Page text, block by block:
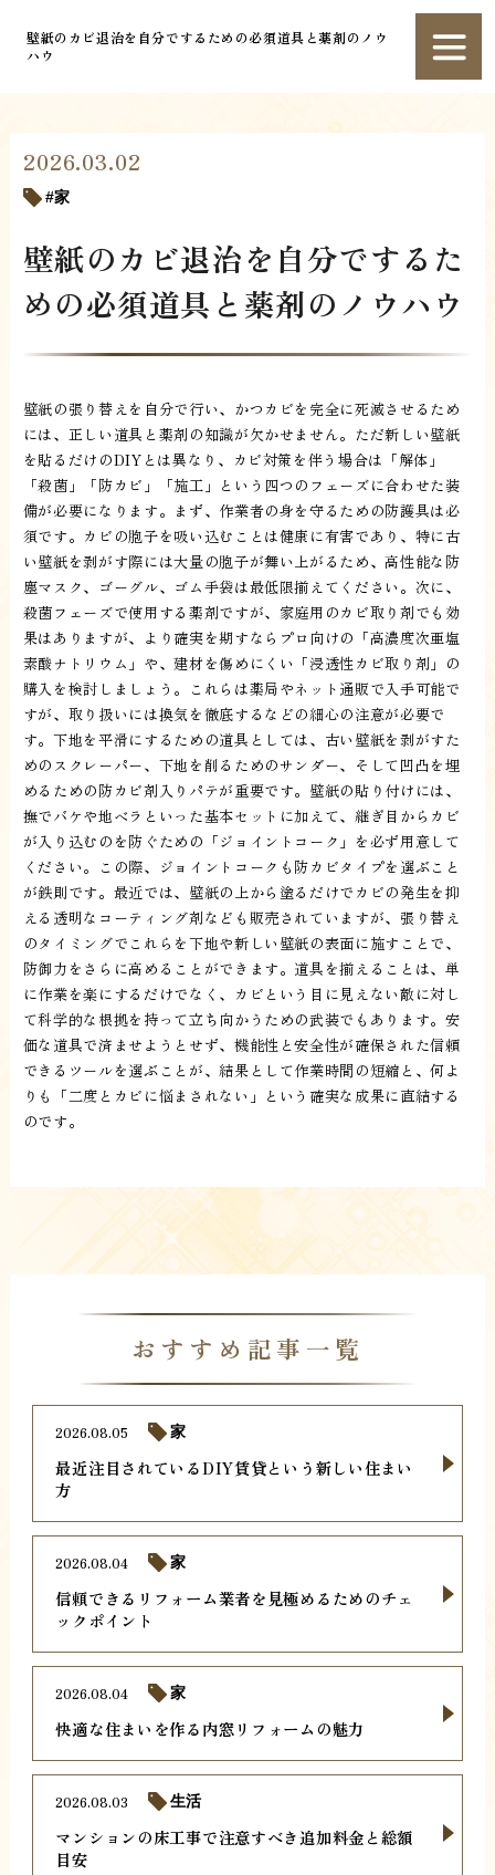
壁紙のカビ退治を自分でするための必須道具と薬剤のノウ
ハウ
2026.03.02
家
壁紙のカビ退治を自分でするた
めの必須道具と薬剤のノウハウ
壁紙の張り替えを自分で行い、かつカビを完全に死滅させるため
には、正しい道具と薬剤の知識が欠かせません。ただ新しい壁紙
を貼るだけのDIYとは異なり、カビ対策を伴う場合は「解体」
「殺菌」「防カビ」「施工」という四つのフェーズに合わせた装
備が必要になります。まず、作業者の身を守るための防護具は必
須です。カビの胞子を吸い込むことは健康に有害であり、特に古
い壁紙を剥がす際には大量の胞子が舞い上がるため、高性能な防
塵マスク、ゴーグル、ゴム手袋は最低限揃えてください。次に、
殺菌フェーズで使用する薬剤ですが、家庭用のカビ取り剤でも効
果はありますが、より確実を期すならプロ向けの「高濃度次亜塩
素酸ナトリウム」や、建材を傷めにくい「浸透性カビ取り剤」の
購入を検討しましょう。これらは薬局やネット通販で入手可能で
すが、取り扱いには換気を徹底するなどの細心の注意が必要で
す。下地を平滑にするための道具としては、古い壁紙を剥がすた
めのスクレーパー、下地を削るためのサンダー、そして凹凸を埋
めるための防カビ剤入りパテが重要です。壁紙の貼り付けには、
撫でバケや地ベラといった基本セットに加えて、継ぎ目からカビ
が入り込むのを防ぐための「ジョイントコーク」を必ず用意して
ください。この際、ジョイントコークも防カビタイプを選ぶこと
が鉄則です。最近では、壁紙の上から塗るだけでカビの発生を抑
える透明なコーティング剤なども販売されていますが、張り替え
のタイミングでこれらを下地や新しい壁紙の表面に施すことで、
防御力をさらに高めることができます。道具を揃えることは、単
に作業を楽にするだけでなく、カビという目に見えない敵に対し
て科学的な根拠を持って立ち向かうための武装でもあります。安
価な道具で済ませようとせず、機能性と安全性が確保された信頼
できるツールを選ぶことが、結果として作業時間の短縮と、何よ
りも「二度とカビに悩まされない」という確実な成果に直結する
のです。
おすすめ記事一覧
最近注目されているDIY賃貸という新しい住まい
方
2026.08.05 家
信頼できるリフォーム業者を見極めるためのチェ
ックポイント
2026.08.04 家
快適な住まいを作る内窓リフォームの魅力
2026.08.04 家
マンションの床工事で注意すべき追加料金と総額
目安
2026.08.03 生活